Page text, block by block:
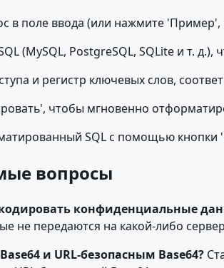
в поле ввода (или нажмите
(MySQL, PostgreSQL, SQLite и т.
и регистр ключевых слов,
чтобы мгновенно
SQL с помощью кнопки
вопросы
конфиденциальные
не передаются на какой-либо
и URL-безопасным Base64?